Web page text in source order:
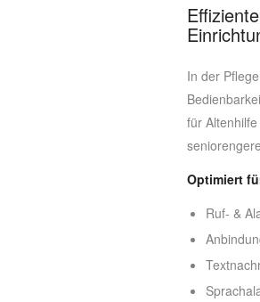
In der
für
Optimiert
Ruf- &